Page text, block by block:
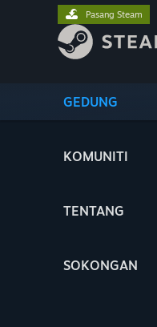
GEDUNG
KOMUNITI
TENTANG
SOKONGAN
Pasang Steam